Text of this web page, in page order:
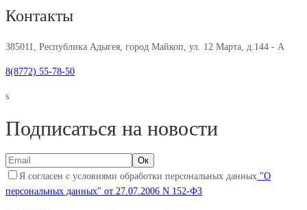
Контакты
385011, Республика Адыгея, город Майкоп, ул. 12 Марта, д.144 - А
8(8772) 55-78-50
s
Подписаться на новости
Я согласен с условиями обработки персональных данных "О
персональных данных" от 27.07.2006 N 152-ФЗ